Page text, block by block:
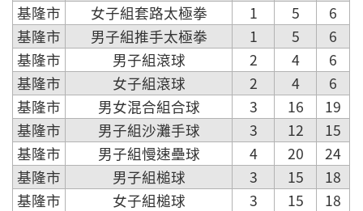
基隆市
女子組套路太極拳 1 5
6
基隆市
男子組推手太極拳 1 5
6
基隆市
男子組滾球 2 4
6
基隆市
女子組滾球 2 4
6
基隆市
男女混合組合球 3 16
19
基隆市
男子組沙灘手球 3 12
15
基隆市
男子組慢速壘球 4 20
24
基隆市
男子組槌球 3 15
18
基隆市
女子組槌球 3 15
18